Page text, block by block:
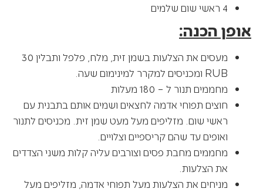
4 ראשי שום שלמים
אופן הכנה:
מעסים את הצלעות בשמן זית, מלח, פלפל ותבלין 30
RUB ומכניסים למקרר למינימום שעה.
מחממים תנור ל – 180 מעלות
חוצים תפוחי אדמה לחצאים ושמים אותם בתבנית עם
ראשי שום. מזליפים מעל מעט שמן זית. מכניסים לתנור
ואופים עד שהם קריספיים וצלויים.
מחממים מחבת פסים וצורבים עליה קלות משני הצדדים
את הצלעות.
מניחים את הצלעות מעל תפוחי אדמה, מזליפים מעל